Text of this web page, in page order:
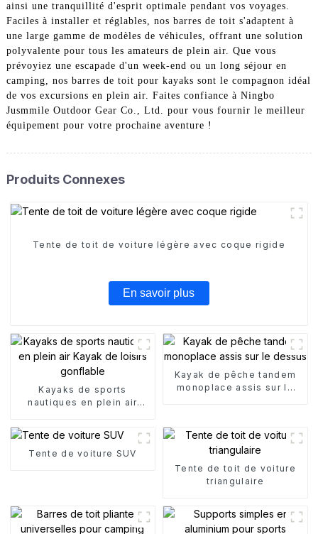
ainsi une tranquillité d'esprit optimale pendant vos voyages.
Faciles à installer et réglables, nos barres de toit s'adaptent à
une large gamme de modèles de véhicules, offrant une solution
polyvalente pour tous les amateurs de plein air. Que vous
prévoyiez une escapade d'un week-end ou un long séjour en
camping, nos barres de toit pour kayaks sont le compagnon idéal
de vos excursions en plein air. Faites confiance à Ningbo
Jusmmile Outdoor Gear Co., Ltd. pour vous fournir le meilleur
équipement pour votre prochaine aventure !
Produits Connexes
Tente de toit de voiture légère avec coque rigide
En savoir plus
Kayaks de sports
nautiques en plein air
Kayak de pêche tandem
monoplace assis sur le
Tente de voiture SUV
Tente de toit de voiture
triangulaire